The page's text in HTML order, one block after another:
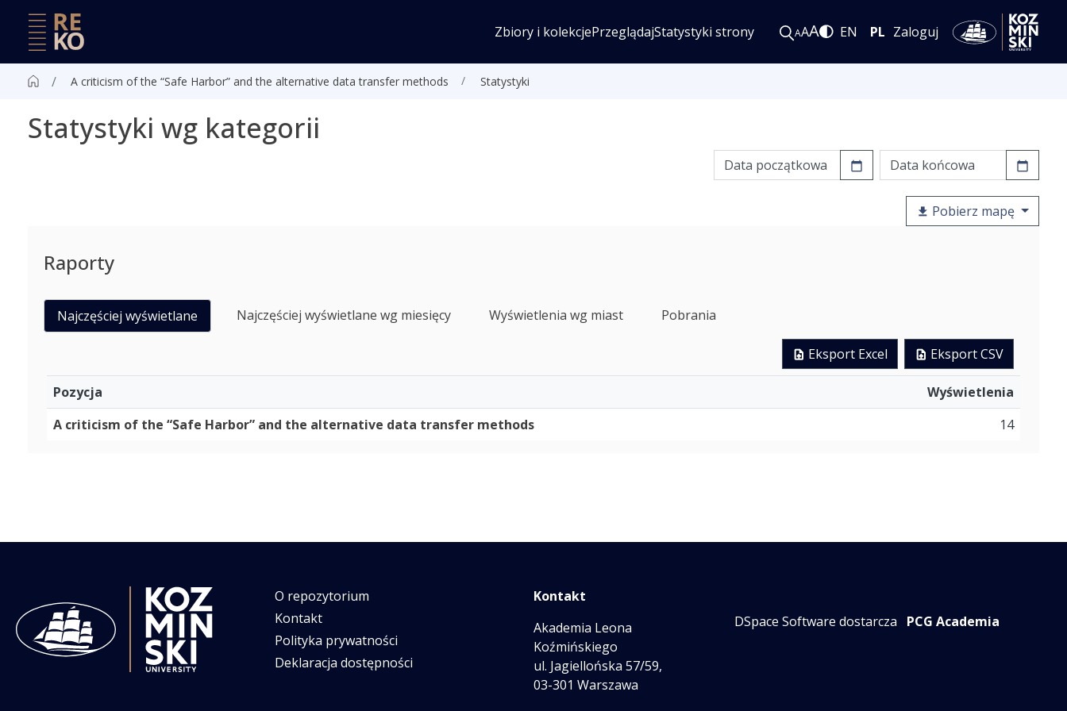
Zbiory i kolekcjePrzeglądajStatystyki strony AAA EN PL Zaloguj
A criticism of the “Safe Harbor” and the alternative data transfer methods Statystyki
Statystyki wg kategorii
Pobierz mapę
Raporty
Najczęściej wyświetlane Najczęściej wyświetlane wg miesięcy Wyświetlenia wg miast Pobrania
Eksport Excel Eksport CSV
Pozycja
Wyświetlenia
A criticism of the “Safe Harbor” and the alternative data transfer methods
14
O repozytorium
Kontakt
Polityka prywatności
Deklaracja dostępności
Kontakt
Akademia Leona
Koźmińskiego
ul. Jagiellońska 57/59,
03-301 Warszawa
DSpace Software dostarcza PCG Academia